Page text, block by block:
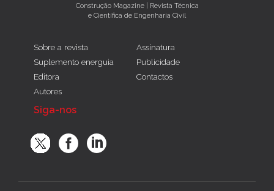
Construção Magazine | Revista Técnica
e Científica de Engenharia Civil
Sobre a revista
Suplemento energuia
Editora
Autores
Assinatura
Publicidade
Contactos
Siga-nos